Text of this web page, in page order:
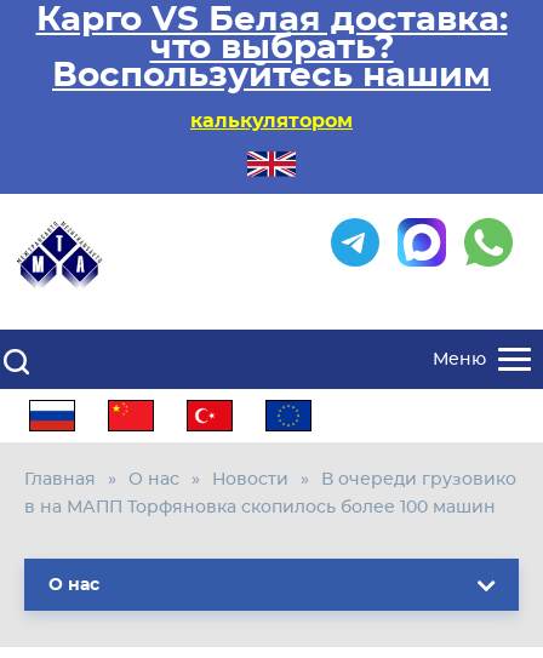
Карго VS Белая доставка:
что выбрать?
Воспользуйтесь нашим
калькулятором
Меню
Главная О нас Новости
В очереди грузовико
в на МАПП Торфяновка скопилось более 100 машин
О нас